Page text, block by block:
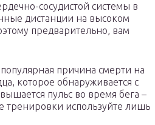
сосудистой системы в
дистанции на высоком
предварительно, вам
причина смерти на
которое обнаруживается с
пульс во время бега –
тренировки используйте лишь